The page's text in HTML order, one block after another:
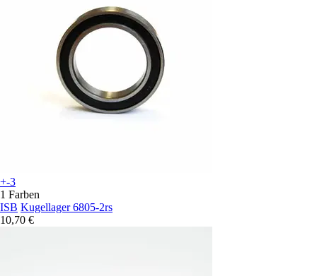
+-3
1 Farben
ISB Kugellager 6805-2rs
10,70 €